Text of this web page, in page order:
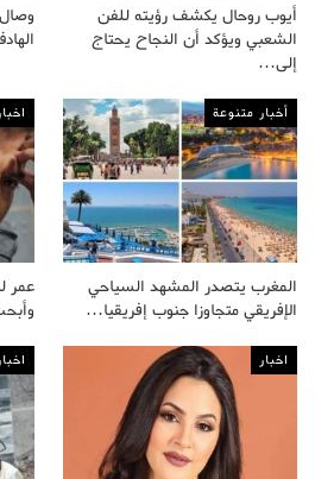
أيوب روحال يكشف رؤيته للفن
الشعبي ويؤكد أن النجاح يحتاج
إلى…
أخبار متنوعة
المغرب يتصدر المشهد السياحي
الإفريقي متجاوزا جنوب إفريقيا…
عمر
اخبار اخبار